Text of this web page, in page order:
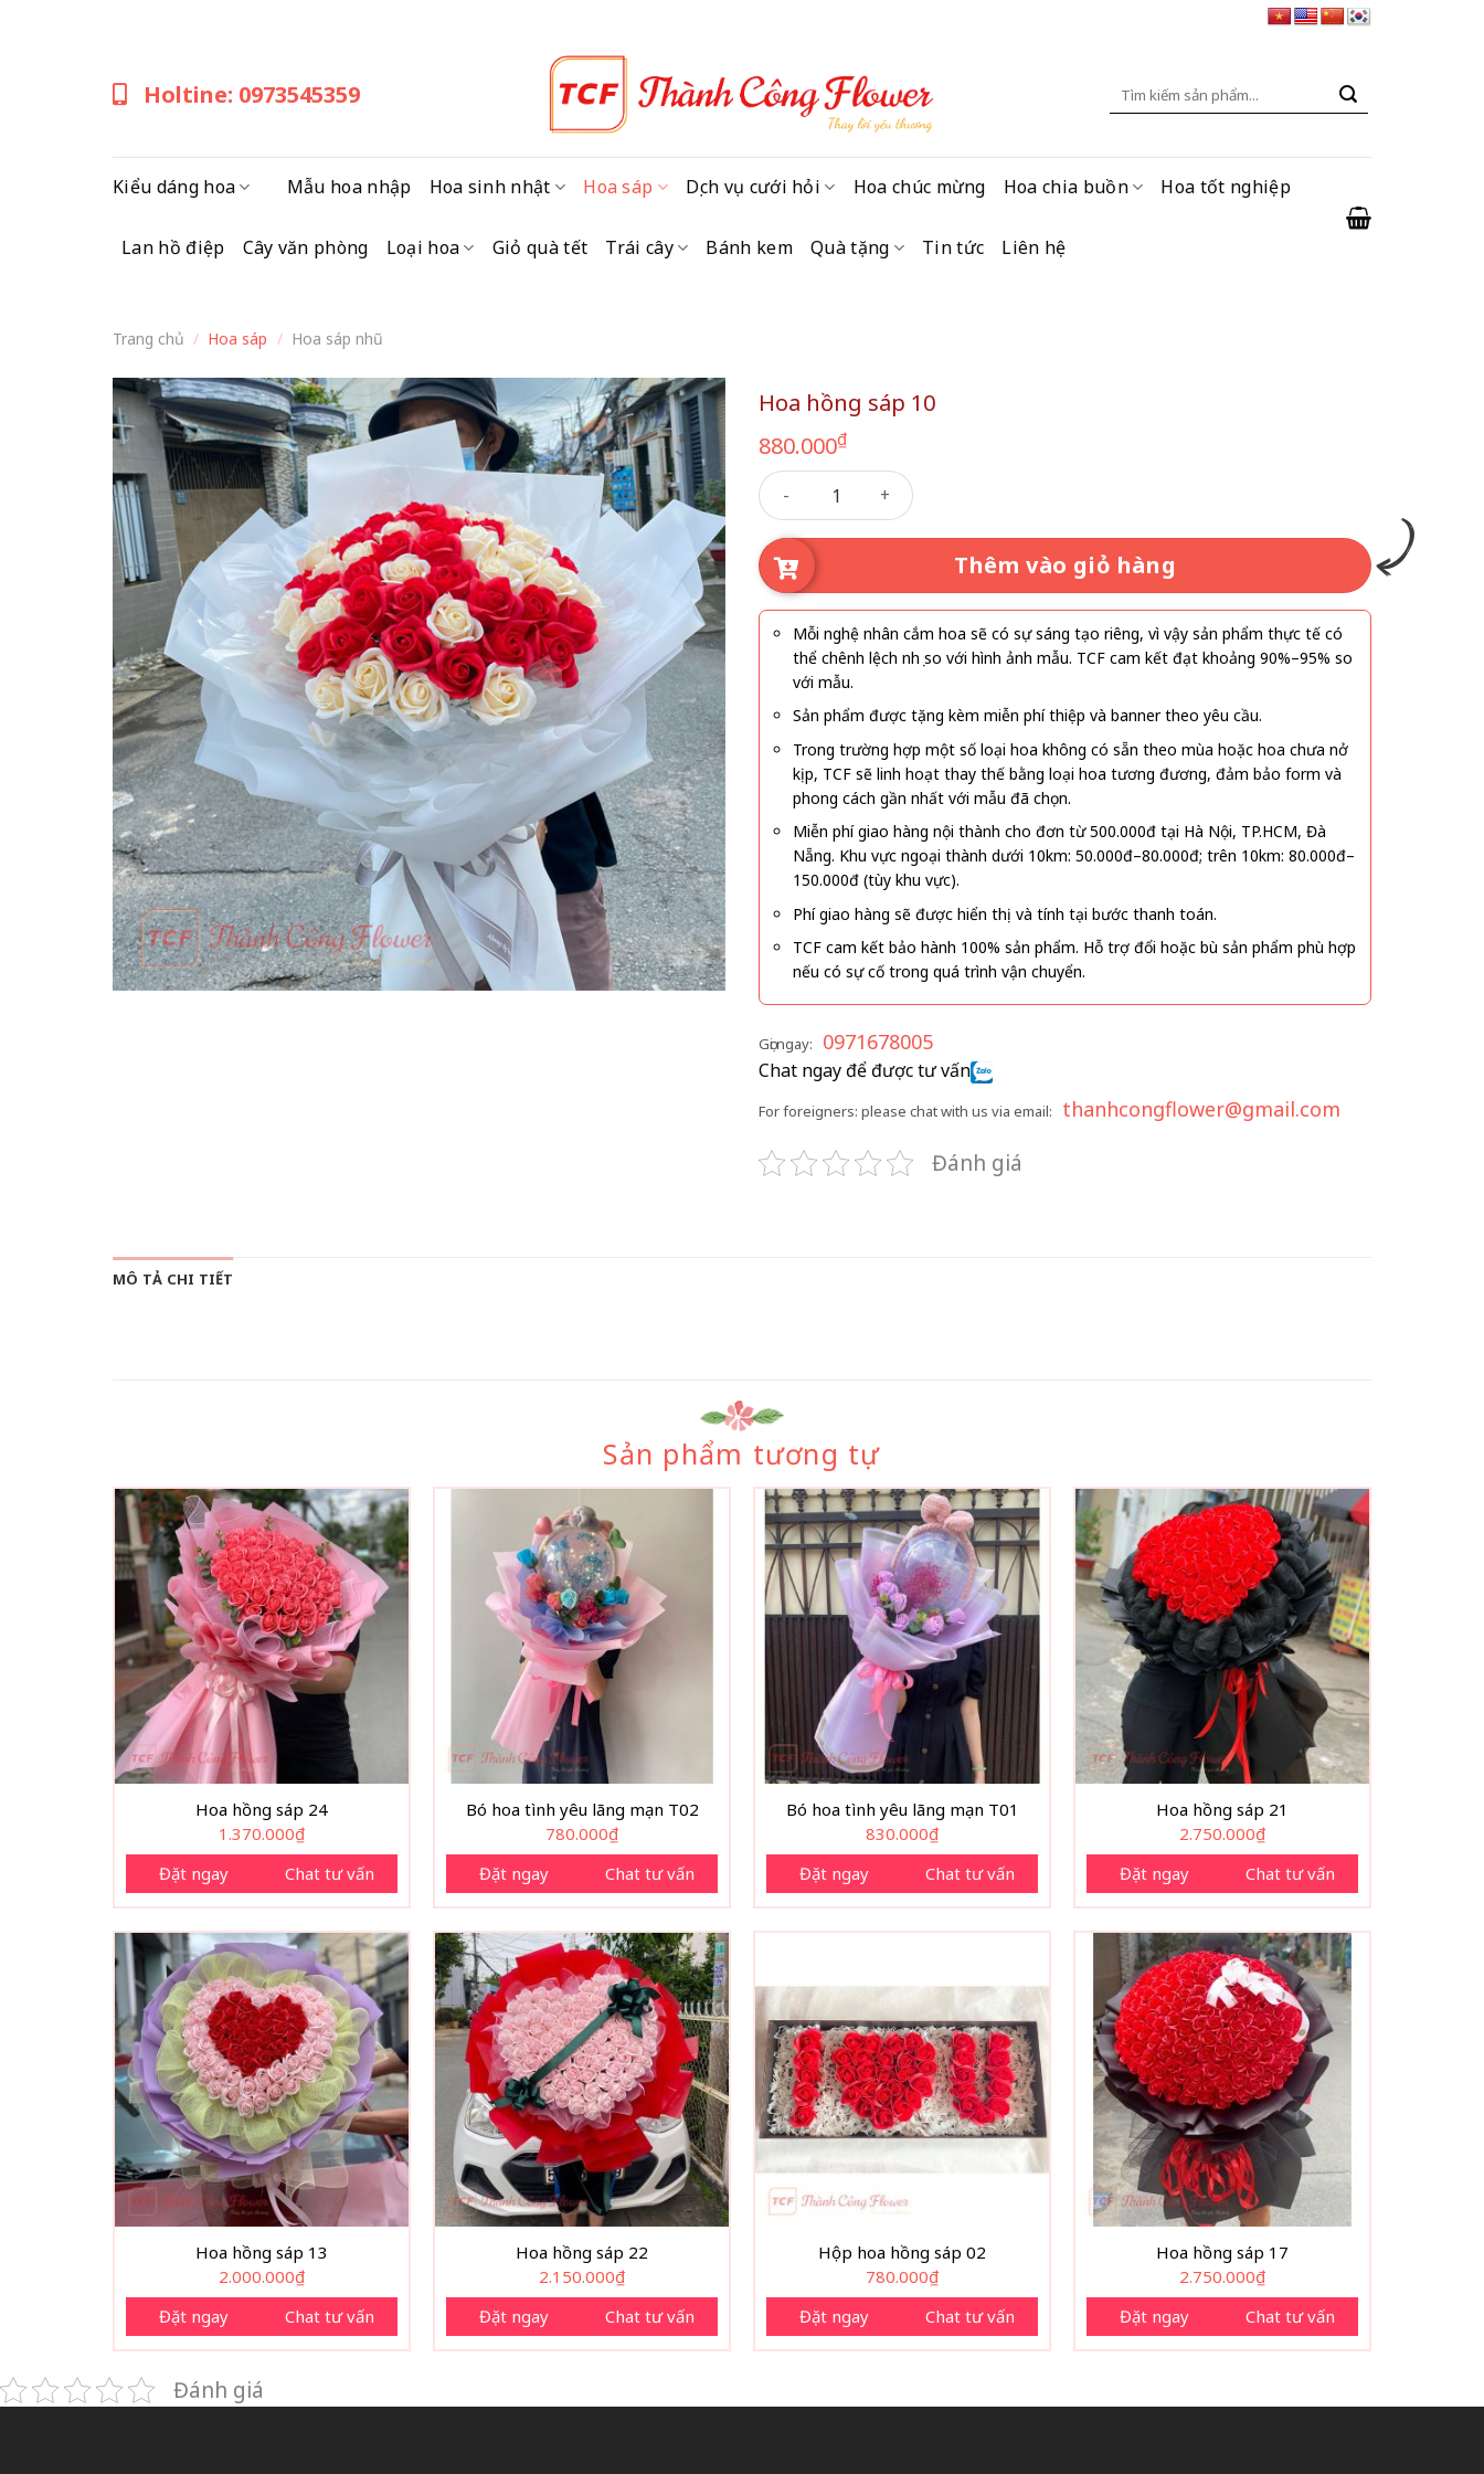
Holtine: 0973545359
Tìm
Kiểu dáng hoa Mẫu hoa nhập Hoa sinh nhật Hoa sáp Dịch vụ cưới hỏi Hoa chúc mừng Hoa chia buồn Hoa tốt nghiệp
Lan hồ điệp Cây văn phòng Loại hoa Giỏ quà tết Trái cây Bánh kem Quà tặng Tin tức Liên hệ
Trang chủ / Hoa sáp / Hoa sáp nhũ
Hoa hồng sáp 10
880.000₫
Hoa hồng sáp 10 số lượng
Thêm vào giỏ hàng
Mỗi nghệ nhân cắm hoa sẽ có sự sáng tạo riêng, vì vậy sản phẩm thực tế có
thể chênh lệch nhẹ so với hình ảnh mẫu. TCF cam kết đạt khoảng 90%–95% so
với mẫu.
Sản phẩm được tặng kèm miễn phí thiệp và banner theo yêu cầu.
Trong trường hợp một số loại hoa không có sẵn theo mùa hoặc hoa chưa nở
kịp, TCF sẽ linh hoạt thay thế bằng loại hoa tương đương, đảm bảo form và
phong cách gần nhất với mẫu đã chọn.
Miễn phí giao hàng nội thành cho đơn từ 500.000đ tại Hà Nội, TP.HCM, Đà
Nẵng. Khu vực ngoại thành dưới 10km: 50.000đ–80.000đ; trên 10km: 80.000đ–
150.000đ (tùy khu vực).
Phí giao hàng sẽ được hiển thị và tính tại bước thanh toán.
TCF cam kết bảo hành 100% sản phẩm. Hỗ trợ đổi hoặc bù sản phẩm phù hợp
nếu có sự cố trong quá trình vận chuyển.
Gọi ngay: 0971678005
Chat ngay để được tư vấn
For foreigners: please chat with us via email: thanhcongflower@gmail.com
Đánh giá
MÔ TẢ CHI TIẾT
Sản phẩm tương tự
Hoa hồng sáp 24
1.370.000₫
Đặt ngay
Chat tư vấn
Bó hoa tình yêu lãng mạn T02
780.000₫
Đặt ngay
Chat tư vấn
Bó hoa tình yêu lãng mạn T01
830.000₫
Đặt ngay
Chat tư vấn
Hoa hồng sáp 21
2.750.000₫
Đặt ngay
Chat tư vấn
Hoa hồng sáp 13
2.000.000₫
Đặt ngay
Chat tư vấn
Hoa hồng sáp 22
2.150.000₫
Đặt ngay
Chat tư vấn
Hộp hoa hồng sáp 02
780.000₫
Đặt ngay
Chat tư vấn
Hoa hồng sáp 17
2.750.000₫
Đặt ngay
Chat tư vấn
Đánh giá